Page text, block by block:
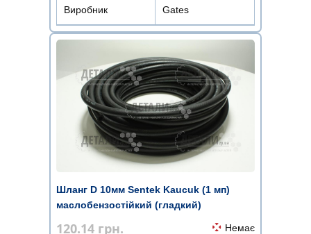
Виробник Gates
Шланг D 10мм Sentek Kaucuk (1 мп)
маслобензостійкий (гладкий)
120.14 грн. Немає